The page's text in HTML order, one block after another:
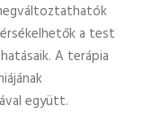
a test
A terápia
együtt.